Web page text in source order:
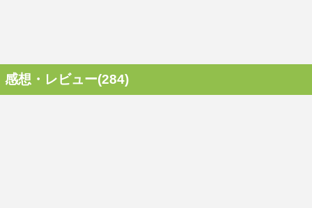
感想・レビュー(284)